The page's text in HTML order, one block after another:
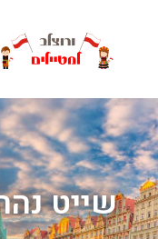
שייט